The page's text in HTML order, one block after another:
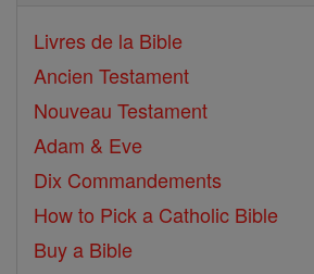
Livres de la Bible
Ancien Testament
Nouveau Testament
Adam & Eve
Dix Commandements
How to Pick a Catholic Bible
Buy a Bible